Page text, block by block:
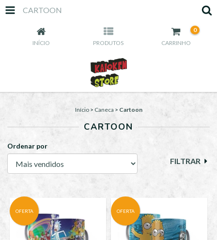
CARTOON
INÍCIO PRODUTOS CARRINHO
0
Início > Caneca > Cartoon
CARTOON
Ordenar por
FILTRAR
OFERTA OFERTA